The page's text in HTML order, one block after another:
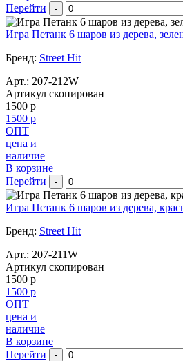
Перейти
-
Игра Петанк 6 шаров из дерева,
Бренд: Street Hit
Арт.: 207-212W
Артикул скопирован
1500 р
1500 р
ОПТ
цена и
наличие
В корзине
Перейти
-
Игра Петанк 6 шаров из дерева,
Бренд: Street Hit
Арт.: 207-211W
Артикул скопирован
1500 р
1500 р
ОПТ
цена и
наличие
В корзине
Перейти
-